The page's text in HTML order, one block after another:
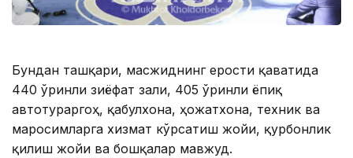
Бундан ташқари, масжиднинг ерости қаватида
440 ўринли зиёфат зали, 405 ўринли ёпиқ
автотураргоҳ, қабулхона, ҳожатхона, техник ва
маросимларга хизмат кўрсатиш жойи, қурбонлик
қилиш жойи ва бошқалар мавжуд.